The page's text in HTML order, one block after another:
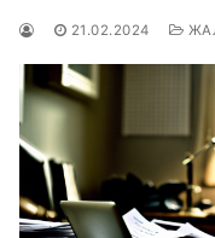
21.02.2024